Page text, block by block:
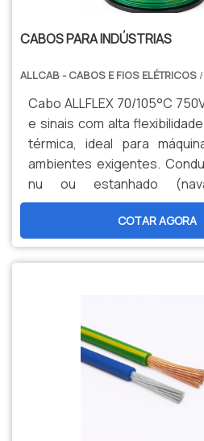
CABOS PARA INDÚSTRIAS
ALLCAB - CABOS E FIOS ELÉTRICOS /
Cabo ALLFLEX 70/105°C
e sinais com alta
térmica, ideal para
ambientes exigentes.
nu ou estanhado
durabilidade,
manutenção. Opções
produção nacional e
especializada para sua
COTAR AGORA